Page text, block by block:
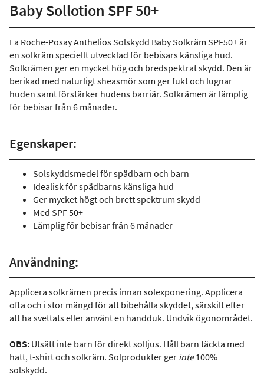
Baby Sollotion SPF 50+
La Roche-Posay Anthelios Solskydd Baby Solkräm SPF50+ är
en solkräm speciellt utvecklad för bebisars känsliga hud.
Solkrämen ger en mycket hög och bredspektrat skydd. Den är
berikad med naturligt sheasmör som ger fukt och lugnar
huden samt förstärker hudens barriär. Solkrämen är lämplig
för bebisar från 6 månader.
Egenskaper:
Solskyddsmedel för spädbarn och barn
Idealisk för spädbarns känsliga hud
Ger mycket högt och brett spektrum skydd
Med SPF 50+
Lämplig för bebisar från 6 månader
Användning:
Applicera solkrämen precis innan solexponering. Applicera
ofta och i stor mängd för att bibehålla skyddet, särskilt efter
att ha svettats eller använt en handduk. Undvik ögonområdet.
OBS: Utsätt inte barn för direkt solljus. Håll barn täckta med
hatt, t-shirt och solkräm. Solprodukter ger inte100%
solskydd.